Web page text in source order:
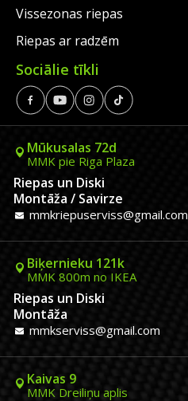
Vissezonas riepas
Riepas ar radzēm
Sociālie tīkli
Mūkusalas 72d
MMK pie Riga Plaza
Riepas un Diski
Montāža / Savirze
mmkriepuserviss@gmail.com
Biķernieku 121k
MMK 800m no IKEA
Riepas un Diski
Montāža
mmkserviss@gmail.com
Kaivas 9
MMK Dreiliņu aplis